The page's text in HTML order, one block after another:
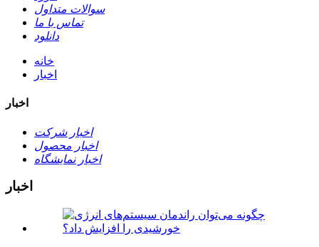
سوالات متداول
تماس با ما
دانلود
خانه
اخبار
اخبار
اخبار شرکت
اخبار محصول
اخبار نمایشگاه
اخبار